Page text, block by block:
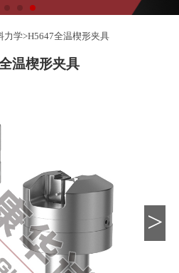
力学>H5647全温楔形夹具
温楔形夹具
>